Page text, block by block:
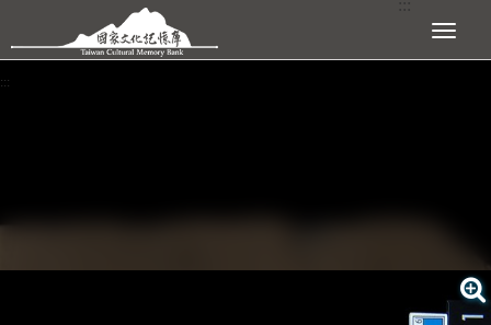
跳到主要內容區塊 展開選單
:::